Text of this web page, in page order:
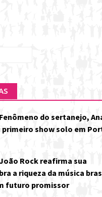
Fenômeno do sertanejo,
primeiro show solo em
Rock reafirma sua
a riqueza da música
futuro promissor